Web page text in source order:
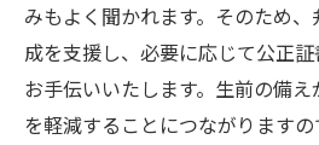
みもよく聞かれます。そのため
成を支援し、必要に応じて公正
お手伝いいたします。生前の備
を軽減することにつながります